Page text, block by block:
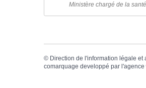
Ministère chargé de la santé
© Direction de l'information légale et
comarquage developpé par l'agence